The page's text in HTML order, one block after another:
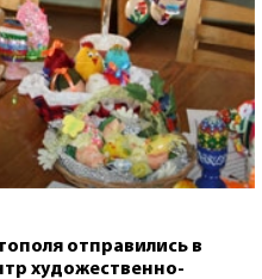
отправились в
художественно-